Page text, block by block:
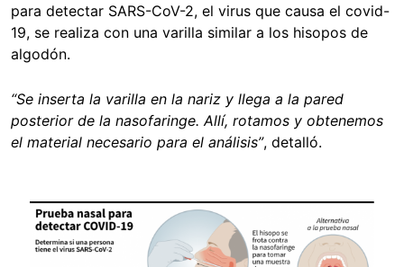
para detectar SARS-CoV-2, el virus que causa el covid-
19, se realiza con una varilla similar a los hisopos de
algodón.
“Se inserta la varilla en la nariz y llega a la pared
posterior de la nasofaringe. Allí, rotamos y obtenemos
el material necesario para el análisis”, detalló.
Image